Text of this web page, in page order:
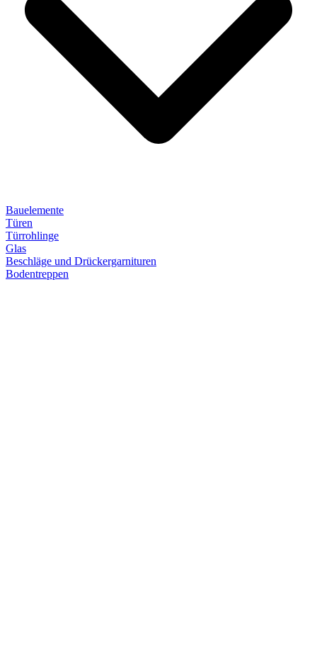
Bauelemente
Türen
Türrohlinge
Glas
Beschläge und Drückergarnituren
Bodentreppen